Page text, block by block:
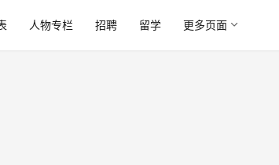
人物专栏 招聘 留学 更多页面